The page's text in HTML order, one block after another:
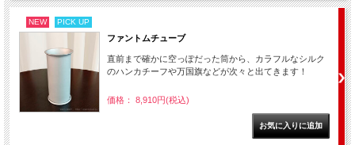
NEW PICK UP
ファントムチューブ
直前まで確かに空っぽだった筒から、カラフルなシルク
のハンカチーフや万国旗などが次々と出てきます！
価格： 8,910円(税込)